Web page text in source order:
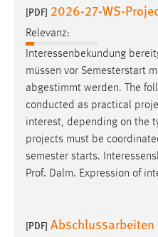
[PDF] 2026-27-WS-
Relevanz:
Interessenbekundung
müssen vor Semesterstart
abgestimmt werden. The
conducted as practical
interest, depending on the
projects must be
semester starts.
Prof. Dalm. Expression of
[PDF]
Sprachpräferenz
Name:
site-language-preference
Zweck:
Das Cookie speichert die
Cookie Laufzeit:
Name:
MibewSessionID,